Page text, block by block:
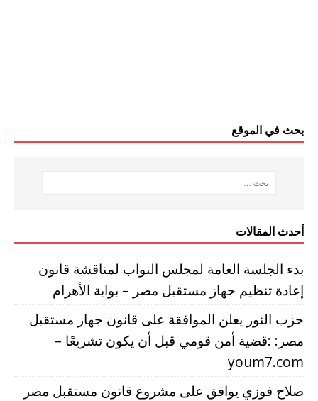
بحث في الموقع
أحدث المقالات
بدء الجلسة العامة لمجلس النواب لمناقشة قانون
إعادة تنظيم جهاز مستقبل مصر – بوابة الأهرام
حزب النور يعلن الموافقة على قانون جهاز مستقبل
مصر: :قضية أمن قومي قبل أن يكون تشريعًا –
youm7.com
صلاح فوزي يوافق على مشروع قانون مستقبل مصر